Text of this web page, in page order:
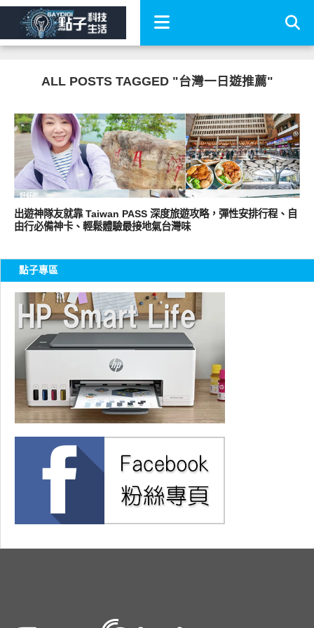
ALL POSTS TAGGED "台灣一日遊推薦"
好好吃
出遊神隊友就靠 Taiwan PASS 深度旅遊攻略，彈性安排行程、自
由行必備神卡、輕鬆體驗最接地氣台灣味
點子專區